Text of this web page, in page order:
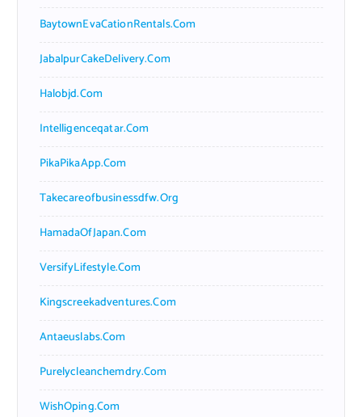
BaytownEvaCationRentals.com
JabalpurCakeDelivery.com
Halobjd.com
Intelligenceqatar.com
PikaPikaApp.com
Takecareofbusinessdfw.org
HamadaOfJapan.com
VersifyLifestyle.com
Kingscreekadventures.com
Antaeuslabs.com
Purelycleanchemdry.com
WishOping.com